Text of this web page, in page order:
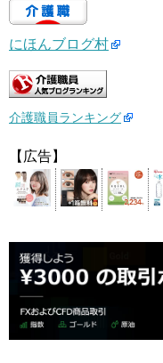
にほんブログ村
介護職員ランキング
【広告】